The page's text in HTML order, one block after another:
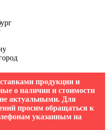
продукции и
о наличии и стоимости
актуальными. Для
просим обращаться к
указанным на